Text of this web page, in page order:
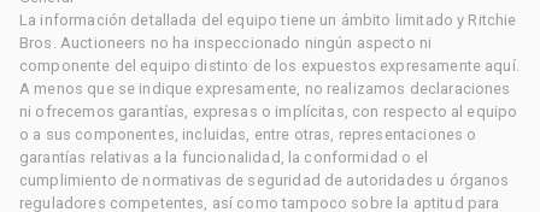
La información detallada del equipo tiene un ámbito limitado y Ritchie
Bros. Auctioneers no ha inspeccionado ningún aspecto ni
componente del equipo distinto de los expuestos expresamente aquí.
A menos que se indique expresamente, no realizamos declaraciones
ni ofrecemos garantías, expresas o implícitas, con respecto al equipo
o a sus componentes, incluidas, entre otras, representaciones o
garantías relativas a la funcionalidad, la conformidad o el
cumplimiento de normativas de seguridad de autoridades u órganos
reguladores competentes, así como tampoco sobre la aptitud para